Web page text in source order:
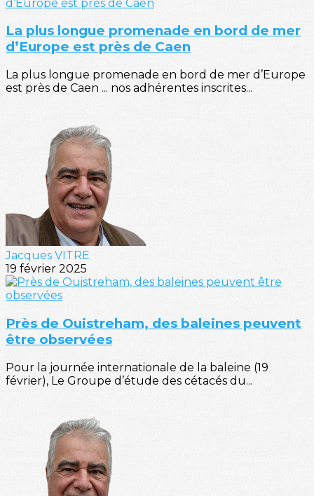
La plus longue promenade en bord de mer
d’Europe est près de Caen
La plus longue promenade en bord de mer d’Europe
est près de Caen ... nos adhérentes inscrites...
Jacques VITRE
19 février 2025
Près de Ouistreham, des baleines peuvent
être observées
Pour la journée internationale de la baleine (19
février), Le Groupe d’étude des cétacés du...